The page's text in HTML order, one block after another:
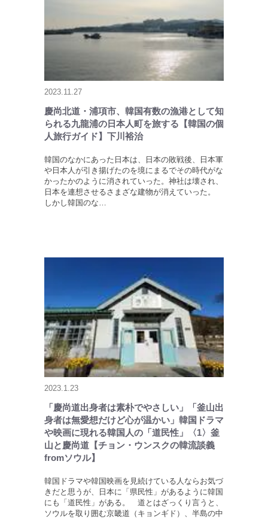
2023.11.27
慶尚北道・浦項市、韓国有数の漁港として知
られる九龍浦の日本人町を旅する【韓国の個
人旅行ガイド】下川裕治
韓国のなかにあった日本は、日本の敗戦後、日本軍
や日本人が引き揚げたのを境にまるでその時代がな
かったかのように消されていった。神社は壊され、
日本を連想させるさまざな建物が消えていった。
しかし韓国のな…
2023.1.23
「慶尚道出身者は素朴でやさしい」「釜山出
身者は無愛想だけど心が温かい」韓国ドラマ
や映画に現れる韓国人の「道民性」〈1〉釜
山と慶尚道【チョン・ウンスクの韓流談義
fromソウル】
韓国ドラマや韓国映画を見続けている人ならお気づ
きだと思うが、日本に「県民性」があるように韓国
にも「道民性」がある。 道とはざっくり言うと、
ソウルを取り囲む京畿道（キョンギド）、半島の中